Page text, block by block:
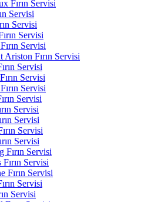
Fırın Servisi
Servisi
Servisi
Servisi
Servisi
Ariston Fırın Servisi
Servisi
Servisi
Servisi
Servisi
Servisi
Servisi
Servisi
Servisi
Fırın Servisi
Fırın Servisi
Fırın Servisi
Servisi
Servisi